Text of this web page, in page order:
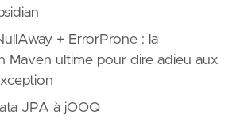
+ ErrorProne : la
Maven ultime pour dire adieu aux
JPA à jOOQ